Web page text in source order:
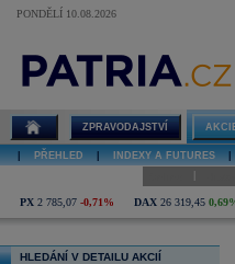
PONDĚLÍ 10.08.2026
New York
Times online
ZPRAVODAJSTVÍ
PŘEHLED INDEXY A FUTURES
PX 2 785,07 -0,71% DAX 26 319,45
HLEDÁNÍ V DETAILU AKCIÍ